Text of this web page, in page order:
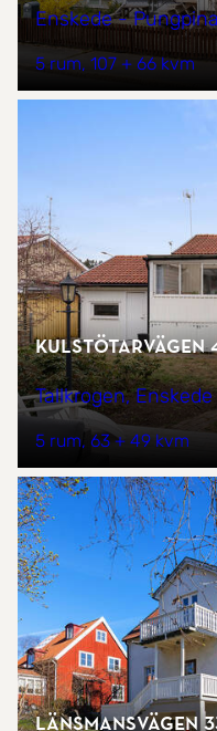
Enskede -
5 rum 107 + 66 kvm
Kulstötarvägen
Tallkrogen, Enskede
5 rum 63 + 49 kvm
Länsmansvägen